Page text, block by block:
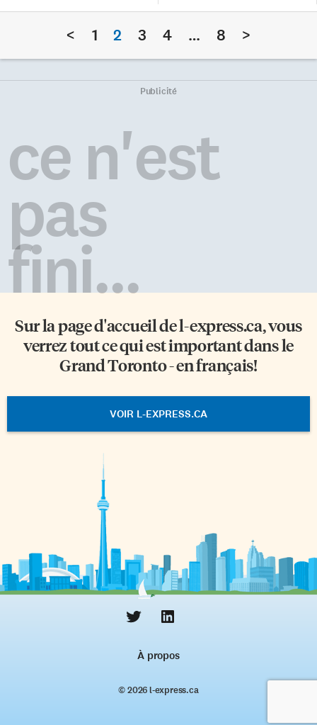
l’économie est ravagée et les
Conseil présidentiel de
transition, comme les
Mouvement citoyen Face à ce
constat, deux structures issues
de la société civile haïtienne –
Rasanbleman Sitwayen
(Rassemblement Citoyen) – ont
vu le jour ces derniers mois. Les
[…]
élémentaire, puis la 8e année
en septembre 2027. Cette
évolution permettra aux jeunes
de poursuivre leur
harmonieuse vers l’école
secondaire. «L’ajout des années
intermédiaires dans ces écoles
< 1 2 3 4 … 8 >
Publicité
ce n'est
pas
fini...
Sur la page d'accueil del-express.ca, vous
verrez tout ce qui est important dans le
Grand Toronto - en français!
VOIR L-EXPRESS.CA
À propos
© 2026 l‑express.ca